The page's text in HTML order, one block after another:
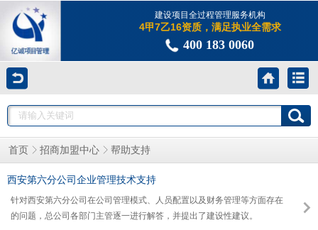
建设项目全过程管理服务机构
4甲7乙16资质，满足执业全需求
400 183 0060
首页 招商加盟中心 帮助支持
西安第六分公司企业管理技术支持
针对西安第六分公司在公司管理模式、人员配置以及财务管理等方面存在
的问题，总公司各部门主管逐一进行解答，并提出了建设性建议。